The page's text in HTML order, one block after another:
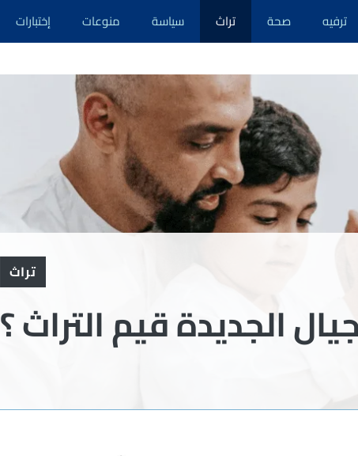
ترفيه صحة تراث سياسة منوعات إختبارات
تراث
الجديدة قيم التراث ؟